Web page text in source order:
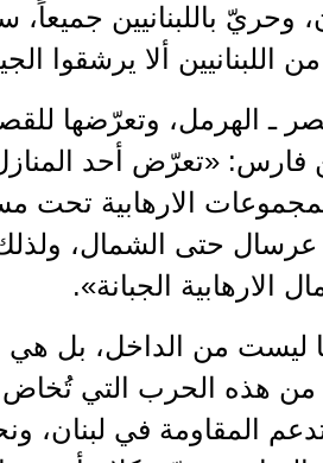
باللبنانيين جميعاً،
اللبنانيين ألا يرشقوا
ـ الهرمل، وتعرّضها
فارس: «تعرّض أحد
للمجموعات الارهابية
حتى الشمال، ولذلك
الارهابية الجبانة».
من الداخل، بل هي
من هذه الحرب التي تُخاض
المقاومة في لبنان،